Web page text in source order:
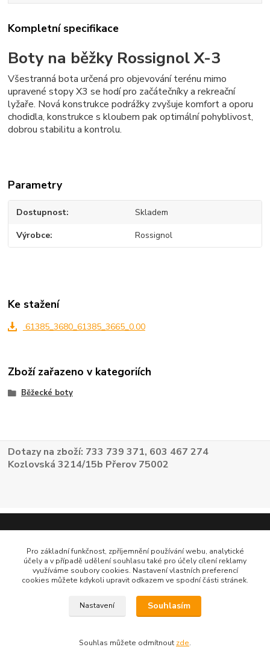
Kompletní specifikace
Boty na běžky Rossignol X-3
Všestranná bota určená pro objevování terénu mimo
upravené stopy X3 se hodí pro začátečníky a rekreační
lyžaře. Nová konstrukce podrážky zvyšuje komfort a oporu
chodidla, konstrukce s kloubem pak optimální pohyblivost,
dobrou stabilitu a kontrolu.
Parametry
Dostupnost Skladem
Výrobce Rossignol
Ke stažení
61385_3680_61385_3665_0.00
Zboží zařazeno v kategoriích
Běžecké boty
Dotazy na zboží: 733 739 371, 603 467 274
Kozlovská 3214/15b Přerov 75002
Pro základní funkčnost, zpříjemnění používání webu, analytické
účely a v případě udělení souhlasu také pro účely cílení reklamy
využíváme soubory cookies. Nastavení vlastních preferencí
cookies můžete kdykoli upravit odkazem ve spodní části stránek.
Nastavení Souhlasím
Souhlas můžete odmítnout zde.